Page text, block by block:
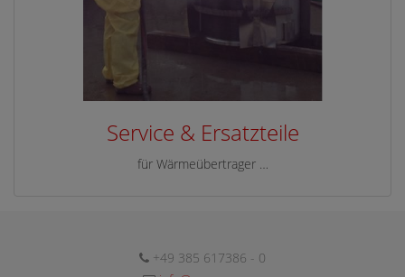
Service & Ersatzteile
für Wärmeübertrager …
+49 385 617386 - 0